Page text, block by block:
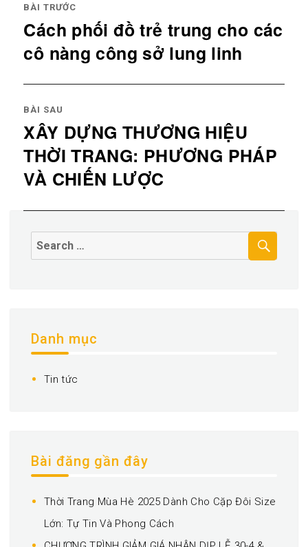
hướng
bài
viết
BÀI TRƯỚC
Previous
post:
Cách phối đồ trẻ trung cho các
cô nàng công sở lung linh
BÀI SAU
Next
post:
XÂY DỰNG THƯƠNG HIỆU
THỜI TRANG: PHƯƠNG PHÁP
VÀ CHIẾN LƯỢC
Tìm
kiếm
TÌM
Danh mục
Tin tức
Bài đăng gần đây
Thời Trang Mùa Hè 2025 Dành Cho Cặp Đôi Size
Lớn: Tự Tin Và Phong Cách